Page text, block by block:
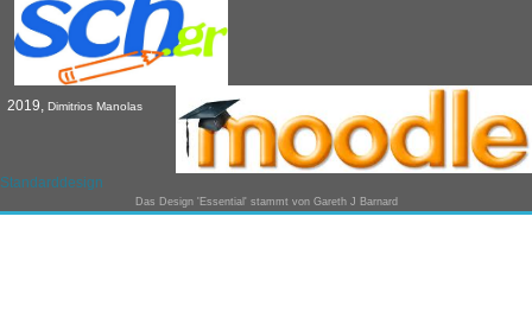
2019, Dimitrios Manolas
Standarddesign
Das Design 'Essential' stammt von Gareth J Barnard